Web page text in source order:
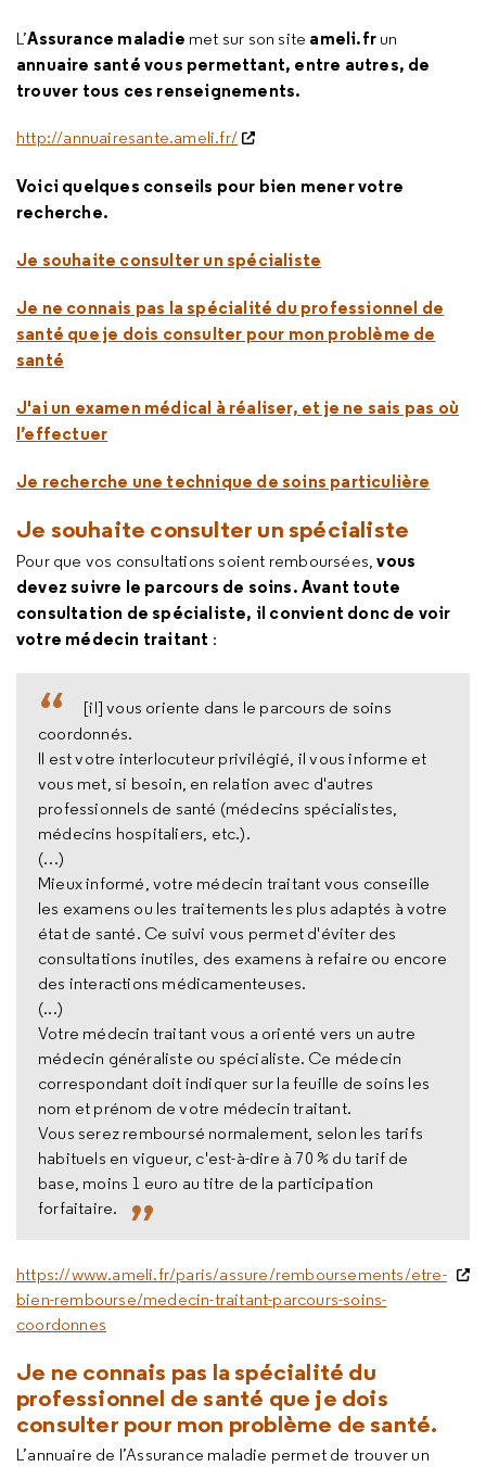
L’Assurance maladie met sur son site ameli.fr un
annuaire santé vous permettant, entre autres, de
trouver tous ces renseignements.
http://annuairesante.ameli.fr/
Voici quelques conseils pour bien mener votre
recherche.
Je souhaite consulter un spécialiste
Je ne connais pas la spécialité du professionnel de
santé que je dois consulter pour mon problème de
santé
J'ai un examen médical à réaliser, et je ne sais pas où
l’effectuer
Je recherche une technique de soins particulière
Je souhaite consulter un spécialiste
Pour que vos consultations soient remboursées,vous
devez suivre le parcours de soins. Avant toute
consultation de spécialiste, il convient donc de voir
votre médecin traitant :
[il] vous oriente dans le parcours de soins
coordonnés.
Il est votre interlocuteur privilégié, il vous informe et
vous met, si besoin, en relation avec d'autres
professionnels de santé (médecins spécialistes,
médecins hospitaliers, etc.).
(…)
Mieux informé, votre médecin traitant vous conseille
les examens ou les traitements les plus adaptés à votre
état de santé. Ce suivi vous permet d'éviter des
consultations inutiles, des examens à refaire ou encore
des interactions médicamenteuses.
(...)
Votre médecin traitant vous a orienté vers un autre
médecin généraliste ou spécialiste. Ce médecin
correspondant doit indiquer sur la feuille de soins les
nom et prénom de votre médecin traitant.
Vous serez remboursé normalement, selon les tarifs
habituels en vigueur, c'est-à-dire à 70 % du tarif de
base, moins 1 euro au titre de la participation
forfaitaire.
https://www.ameli.fr/paris/assure/remboursements/etre-
bien-rembourse/medecin-traitant-parcours-soins-
coordonnes
Je ne connais pas la spécialité du
professionnel de santé que je dois
consulter pour mon problème de santé.
L’annuaire de l’Assurance maladie permet de trouver un